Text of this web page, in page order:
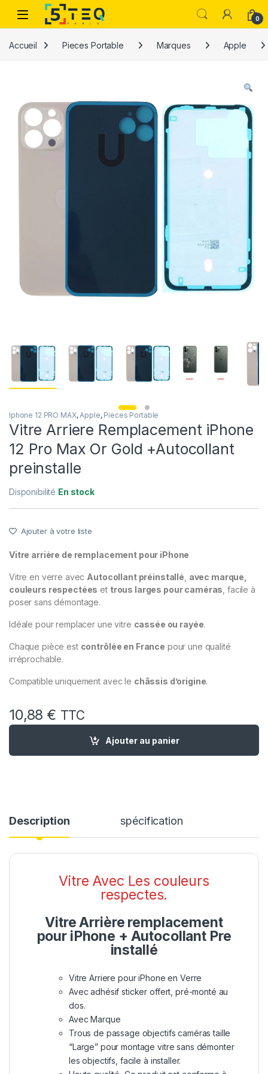
Passer à la navigation
Aller au contenu
0
Accueil Pieces Portable Marques Apple
Iphone 12 PRO MAX,Apple, Pieces Portable
Vitre Arriere Remplacement iPhone
12 Pro Max Or Gold +Autocollant
preinstalle
Disponibilité En stock
Ajouter à votre liste
Vitre arrière de remplacement pour iPhone
Vitre en verre avec Autocollant préinstallé avec marque,
couleurs respectées et trous larges pour caméras , facile à
poser sans démontage.
Idéale pour remplacer une vitre cassée ou rayée.
Chaque pièce est contrôlée en France pour une qualité
irréprochable.
Compatible uniquement avec le châssis d’origine.
10,88 € TTC
quantité de Vitre Arriere Remplacement iPhone 12 Pro Max
Ajouter au panier
Description spécification
Vitre Avec Les couleurs
respectes.
Vitre Arrière remplacement
pour iPhone + Autocollant Pre
installé
Vitre Arriere pour iPhone en Verre
Avec adhésif sticker offert, pré-monté au
dos.
Avec Marque
Trous de passage objectifs caméras taille
“Large” pour montage vitre sans démonter
les objectifs, facile à installer.